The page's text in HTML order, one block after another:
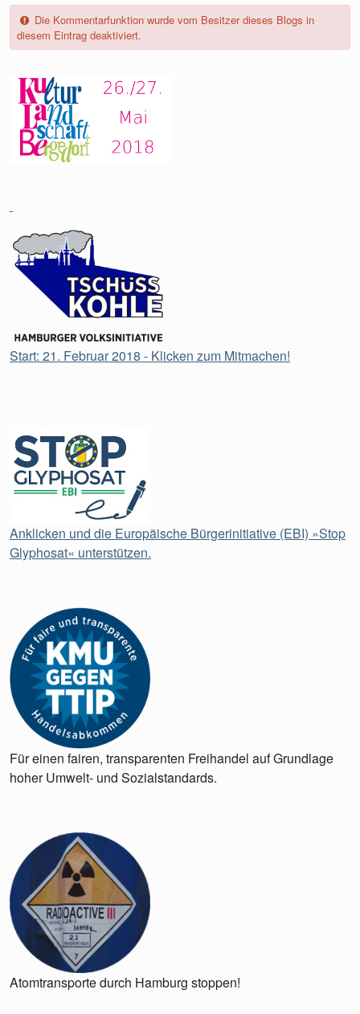
Die Kommentarfunktion wurde vom Besitzer dieses Blogs in
diesem Eintrag deaktiviert.
Start: 21. Februar 2018 - Klicken zum Mitmachen!
Anklicken und die Europäische Bürgerinitiative (EBI) »Stop
Glyphosat« unterstützen.
Für einen fairen, transparenten Freihandel auf Grundlage
hoher Umwelt- und Sozialstandards.
Atomtransporte durch Hamburg stoppen!